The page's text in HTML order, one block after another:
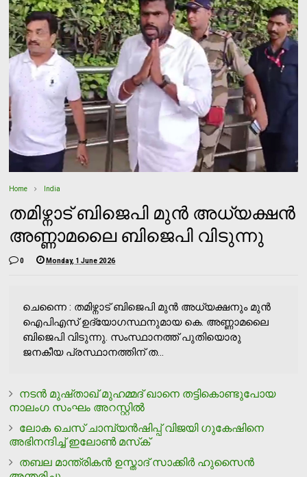
Home India
തമിഴ്നാട് ബിജെപി മുൻ അധ്യക്ഷൻ
അണ്ണാമലൈ ബിജെപി വിടുന്നു
0 Monday, 1 June 2026
ചെന്നൈ : തമിഴ്നാട് ബിജെപി മുൻ അധ്യക്ഷനും മുൻ
ഐപിഎസ് ഉദ്യോഗസ്ഥനുമായ കെ. അണ്ണാമലൈ
ബിജെപി വിടുന്നു. സംസ്ഥാനത്ത് പുതിയൊരു
ജനകീയ പ്രസ്ഥാനത്തിന് ത...
നടന്‍ മുഷ്താഖ് മുഹമ്മദ് ഖാനെ തട്ടികൊണ്ടുപോയ
നാലംഗ സംഘം അറസ്റ്റില്‍
ലോക ചെസ് ചാമ്പ്യന്‍ഷിപ്പ് വിജയി ഗുകേഷിനെ
അഭിനന്ദിച്ച് ഇലോണ്‍ മസ്‌ക്
തബല മാന്ത്രികന്‍ ഉസ്താദ് സാക്കിര്‍ ഹുസൈന്‍